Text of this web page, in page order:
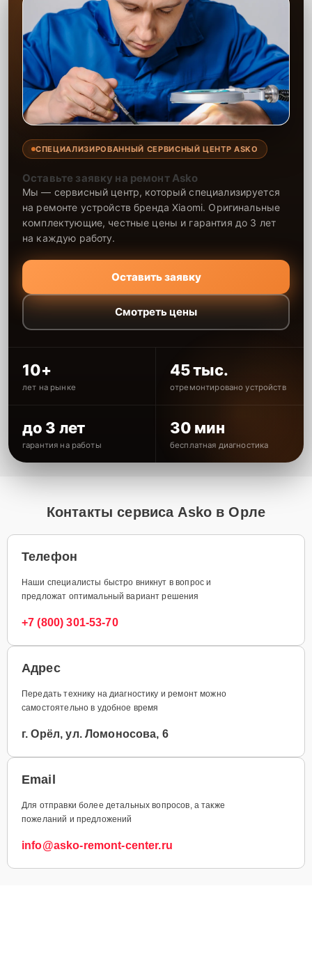
СПЕЦИАЛИЗИРОВАННЫЙ СЕРВИСНЫЙ ЦЕНТР ASKO
Оставьте заявку на ремонт Asko
Мы — сервисный центр, который специализируется
на ремонте устройств бренда Xiaomi. Оригинальные
комплектующие, честные цены и гарантия до 3 лет
на каждую работу.
Оставить заявку
Смотреть цены
10+
лет на рынке
45 тыс.
отремонтировано устройств
до 3 лет
гарантия на работы
30 мин
бесплатная диагностика
Контакты сервиса Asko в Орле
Телефон
Наши специалисты быстро вникнут в вопрос и
предложат оптимальный вариант решения
+7 (800) 301-53-70
Адрес
Передать технику на диагностику и ремонт можно
самостоятельно в удобное время
г. Орёл, ул. Ломоносова, 6
Email
Для отправки более детальных вопросов, а также
пожеланий и предложений
info@asko-remont-center.ru